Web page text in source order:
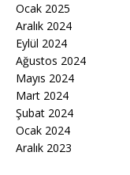
Ocak 2025
Aralık 2024
Eylül 2024
Ağustos 2024
Mayıs 2024
Mart 2024
Şubat 2024
Ocak 2024
Aralık 2023